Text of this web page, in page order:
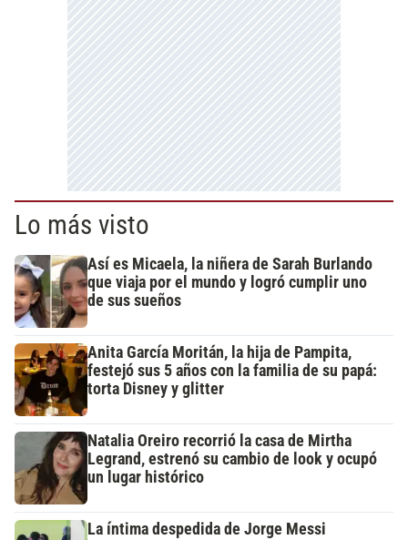
Lo más visto
Así es Micaela, la niñera de Sarah Burlando
que viaja por el mundo y logró cumplir uno
de sus sueños
Anita García Moritán, la hija de Pampita,
festejó sus 5 años con la familia de su papá:
torta Disney y glitter
Natalia Oreiro recorrió la casa de Mirtha
Legrand, estrenó su cambio de look y ocupó
un lugar histórico
La íntima despedida de Jorge Messi